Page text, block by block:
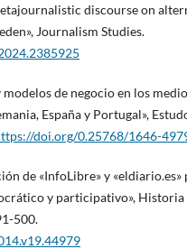
discourse on
Journalism Studies.
de negocio en los
España y Portugal»,
doi.org/0.25768/1646-
de «InfoLibre» y «eldiario.es»
y participativo», Historia
500.